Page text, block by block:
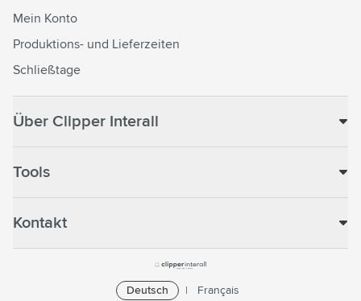
Mein Konto
Produktions- und Lieferzeiten
Schließtage
Über Clipper Interall
Tools
Kontakt
Deutsch Français